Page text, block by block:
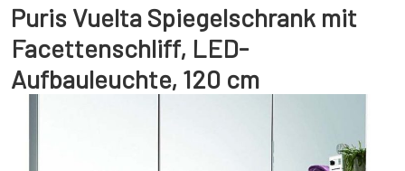
Puris Vuelta Spiegelschrank mit
Facettenschliff, LED-
Aufbauleuchte, 120 cm